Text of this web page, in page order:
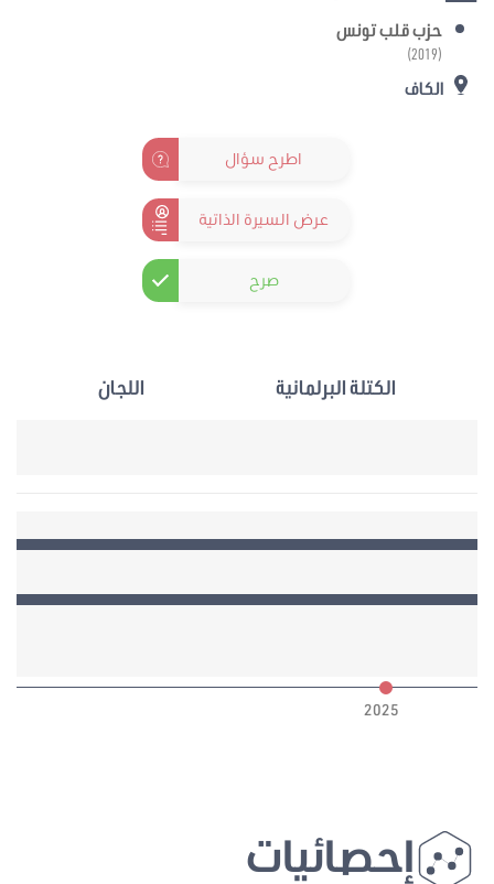
حزب قلب تونس
(2019)
الكاف
اطرح سؤال
عرض السيرة الذاتية
صرح
الكتلة البرلمانية اللجان
2025
إحصائيات